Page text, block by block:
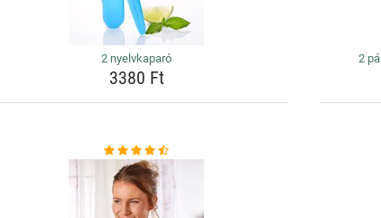
2 nyelvkaparó
3380 Ft
2